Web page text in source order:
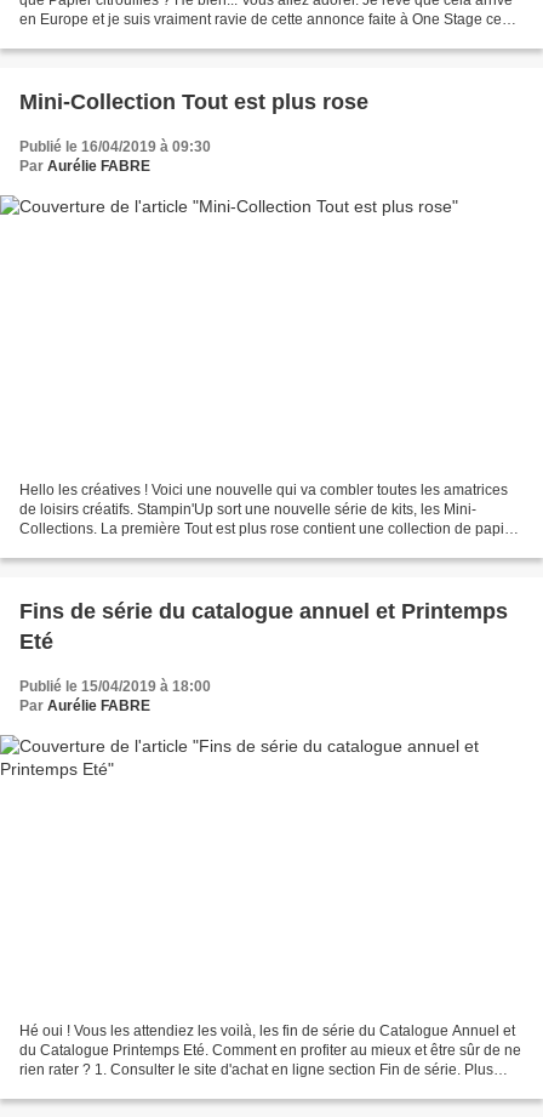
en Europe et je suis vraiment ravie de cette annonce faite à One Stage ce
Mini-Collection Tout est plus rose
Publié le 16/04/2019 à 09:30
Par Aurélie FABRE
Hello les créatives ! Voici une nouvelle qui va combler toutes les amatrices
de loisirs créatifs. Stampin'Up sort une nouvelle série de kits, les Mini-
Collections. La première Tout est plus rose contient une collection de papier
Fins de série du catalogue annuel et Printemps
Eté
Publié le 15/04/2019 à 18:00
Par Aurélie FABRE
Hé oui ! Vous les attendiez les voilà, les fin de série du Catalogue Annuel et
du Catalogue Printemps Eté. Comment en profiter au mieux et être sûr de ne
rien rater ? 1. Consulter le site d'achat en ligne section Fin de série. Plus